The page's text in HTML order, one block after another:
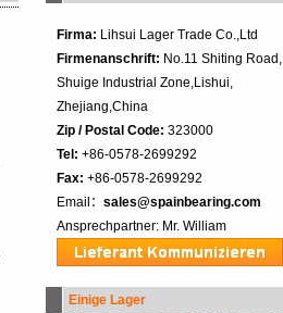
Firma: Lihsui Lager Trade Co.,Ltd
Firmenanschrift: No.11 Shiting Road,
Shuige Industrial Zone,Lishui,
Zhejiang,China
Zip / Postal Code: 323000
Tel: +86-0578-2699292
Fax: +86-0578-2699292
Email： sales@spainbearing.com
Ansprechpartner: Mr. William
Einige Lager